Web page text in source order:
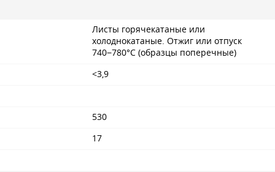
Листы горячекатаные или
холоднокатаные. Отжиг или отпуск
740−780°С (образцы поперечные)
<3,9
530
17